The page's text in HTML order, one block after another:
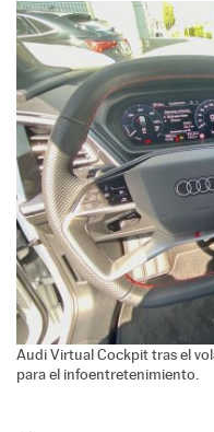
Audi Virtual Cockpit tras el
para el infoentretenimiento.